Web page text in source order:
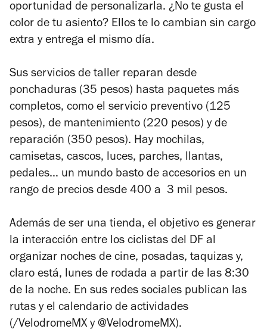
oportunidad de personalizarla. ¿No te gusta el
color de tu asiento? Ellos te lo cambian sin cargo
extra y entrega el mismo día.
Sus servicios de taller reparan desde
ponchaduras (35 pesos) hasta paquetes más
completos, como el servicio preventivo (125
pesos), de mantenimiento (220 pesos) y de
reparación (350 pesos). Hay mochilas,
camisetas, cascos, luces, parches, llantas,
pedales… un mundo basto de accesorios en un
rango de precios desde 400 a 3 mil pesos.
Además de ser una tienda, el objetivo es generar
la interacción entre los ciclistas del DF al
organizar noches de cine, posadas, taquizas y,
claro está, lunes de rodada a partir de las 8:30
de la noche. En sus redes sociales publican las
rutas y el calendario de actividades
(/VelodromeMX y @VelodromeMX).